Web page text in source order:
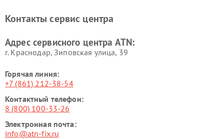
Контакты сервис центра
Адрес сервисного центра ATN:
г. Краснодар, Зиповская улица, 39
Горячая линия:
+7 (861) 212-38-54
Контактный телефон:
8 (800) 100-33-26
Электронная почта:
info@atn-fix.ru